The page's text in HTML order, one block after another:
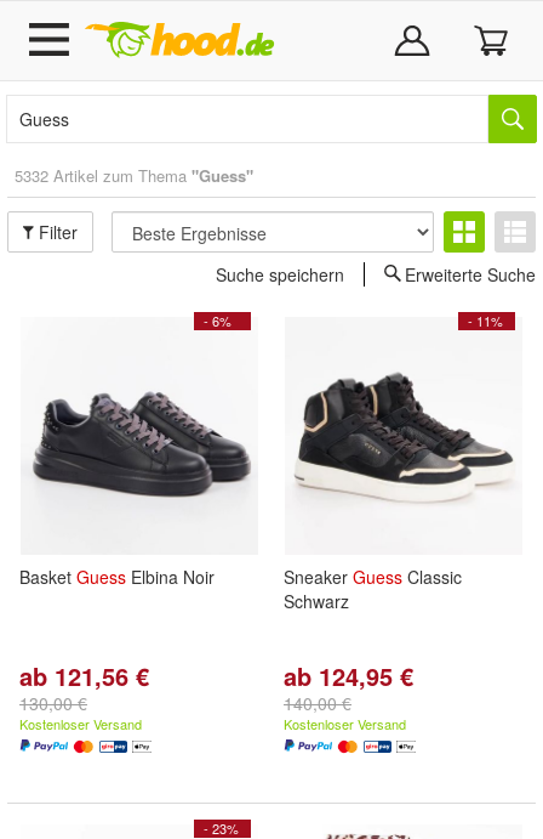
5332 Artikel zum Thema "Guess"
Filter
Suche speichern
Erweiterte Suche
- 6%
Basket Guess Elbina Noir
ab 121,56 €
130,00 €
Kostenloser Versand
- 11%
Sneaker Guess Classic
Schwarz
ab 124,95 €
140,00 €
Kostenloser Versand
- 23%